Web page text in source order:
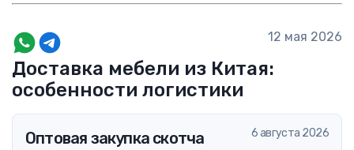
Доставка мебели из Китая:
особенности логистики
12 мая 2026
Оптовая закупка скотча
6 августа 2026